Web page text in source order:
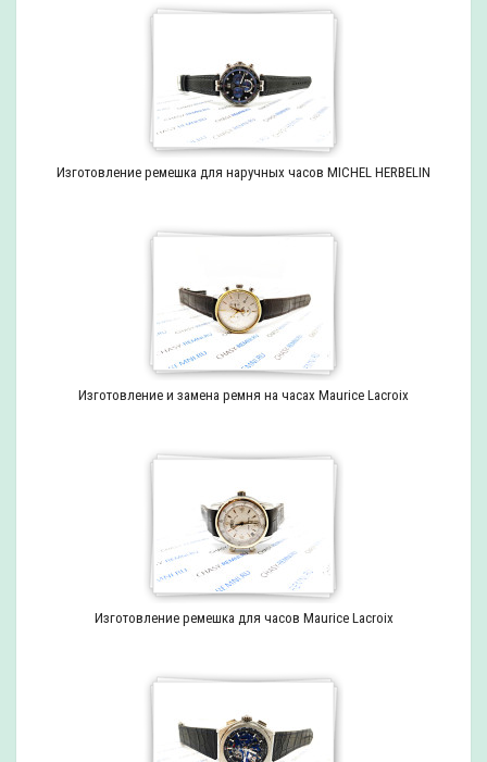
Изготовление ремешка для наручных часов MICHEL HERBELIN
Изготовление и замена ремня на часах Maurice Lacroix
Изготовление ремешка для часов Maurice Lacroix